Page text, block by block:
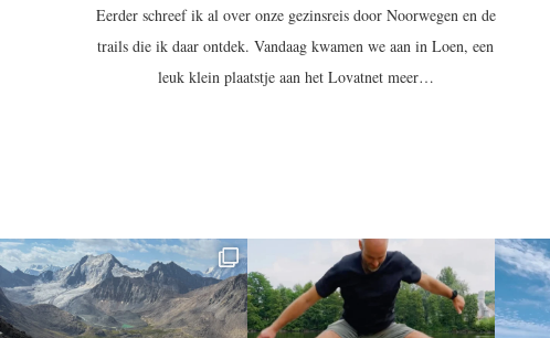
Eerder schreef ik al over onze gezinsreis door Noorwegen en de
trails die ik daar ontdek. Vandaag kwamen we aan in Loen, een
leuk klein plaatstje aan het Lovatnet meer…